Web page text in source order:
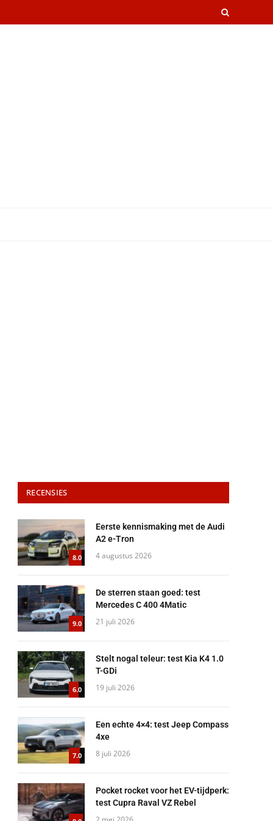
RECENSIES
8.0
Eerste kennismaking met de Audi
A2 e-Tron
4 augustus 2026
9.0
De sterren staan goed: test
Mercedes C 400 4Matic
21 juli 2026
6.0
Stelt nogal teleur: test Kia K4 1.0
T-GDi
19 juli 2026
7.0
Een echte 4×4: test Jeep Compass
4xe
8 juli 2026
Pocket rocket voor het EV-tijdperk:
test Cupra Raval VZ Rebel